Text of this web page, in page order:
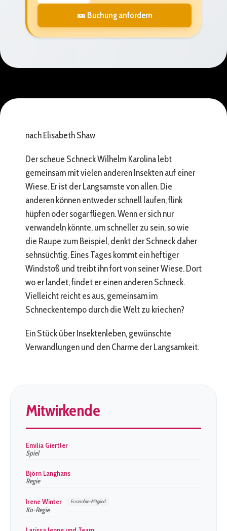
🎫 Buchung anfordern
nach Elisabeth Shaw
Der scheue Schneck Wilhelm Karolina lebt
gemeinsam mit vielen anderen Insekten auf einer
Wiese. Er ist der Langsamste von allen. Die
anderen können entweder schnell laufen, flink
hüpfen oder sogar fliegen. Wenn er sich nur
verwandeln könnte, um schneller zu sein, so wie
die Raupe zum Beispiel, denkt der Schneck daher
sehnsüchtig. Eines Tages kommt ein heftiger
Windstoß und treibt ihn fort von seiner Wiese. Dort
wo er landet, findet er einen anderen Schneck.
Vielleicht reicht es aus, gemeinsam im
Schneckentempo durch die Welt zu kriechen?
Ein Stück über Insektenleben, gewünschte
Verwandlungen und den Charme der Langsamkeit.
Mitwirkende
Emilia Giertler
Spiel
Björn Langhans
Regie
Irene Winter Ensemble-Mitglied
Ko-Regie